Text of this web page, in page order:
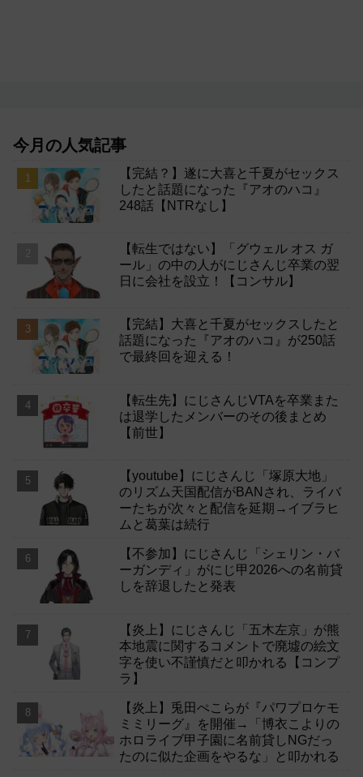
今月の人気記事
【完結？】遂に大喜と千夏がセックス
したと話題になった『アオのハコ』
248話【NTRなし】
【転生ではない】「グウェル オス ガ
ール」の中の人がにじさんじ卒業の翌
日に会社を設立！【コンサル】
【完結】大喜と千夏がセックスしたと
話題になった『アオのハコ』が250話
で最終回を迎える！
【転生先】にじさんじVTAを卒業また
は退学したメンバーのその後まとめ
【前世】
【youtube】にじさんじ「塚原大地」
のリズム天国配信がBANされ、ライバ
ーたちが次々と配信を延期→イブラヒ
ムと葛葉は続行
【不参加】にじさんじ「シェリン・バ
ーガンディ」がにじ甲2026への名前貸
しを辞退したと発表
【炎上】にじさんじ「五木左京」が熊
本地震に関するコメントで廃墟の絵文
字を使い不謹慎だと叩かれる【コンプ
ラ】
【炎上】兎田ぺこらが『パワプロケモ
ミミリーグ』を開催→「博衣こよりの
ホロライブ甲子園に名前貸しNGだっ
たのに似た企画をやるな」と叩かれる